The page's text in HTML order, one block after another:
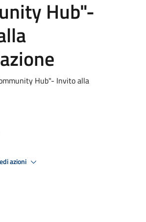
Hub"-
Hub"- Invito alla
azioni